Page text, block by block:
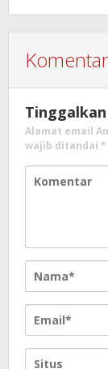
Komentar
Alamat email
wajib ditandai *